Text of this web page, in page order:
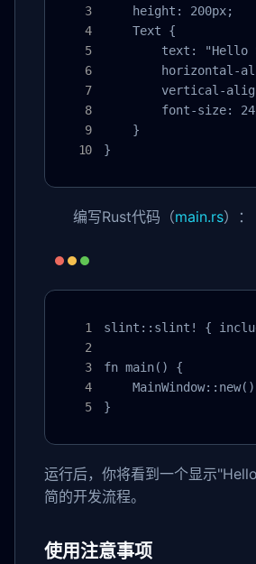
    height: 200px;
    Text {
text: "Hello
horizontal-
vertical-
font-size:
    }
}
编写Rust代码（main.rs）：
slint::slint! {
fn main() {
}
运行后，你将看到一个显示
简的开发流程。
使用注意事项